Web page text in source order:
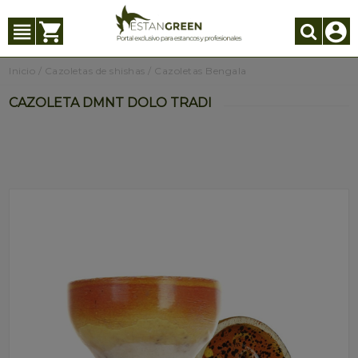
Inicio Cazoletas de shishas Cazoletas Bengala
CAZOLETA DMNT DOLO TRADI